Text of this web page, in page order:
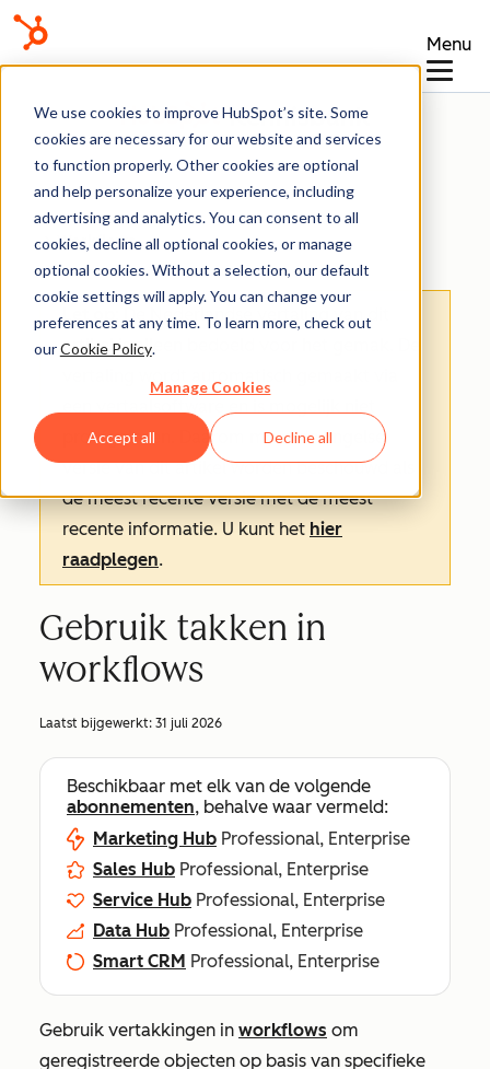
We use cookies to improve HubSpot’s site. Some
cookies are necessary for our website and services
to function properly. Other cookies are optional
and help personalize your experience, including
advertising and analytics. You can consent to all
cookies, decline all optional cookies, or manage
optional cookies. Without a selection, our default
cookie settings will apply. You can change your
preferences at any time. To learn more, check out
ourCookie Policy.
Manage Cookies
Accept all Decline all
Menu
Kennisbank
Workflows
: De Nederlandse vertaling van dit
artikel is alleen bedoeld voor het gemak.
proefgelezen. Daarom moet de Engelse
versie van dit artikel worden beschouwd als
de meest recente versie met de meest
recente informatie. U kunt het hier
raadplegen.
Gebruik takken in
workflows
Laatst bijgewerkt: 31 juli 2026
Beschikbaar met elk van de volgende
abonnementen, behalve waar vermeld:
Marketing Hub Professional, Enterprise
Sales Hub Professional, Enterprise
Service Hub Professional, Enterprise
Data Hub Professional, Enterprise
Smart CRM Professional, Enterprise
Gebruik vertakkingen in workflows om
geregistreerde objecten op basis van specifieke